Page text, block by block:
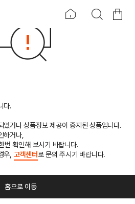
다.
었거나 상품정보 제공이 중지된 상품입니다.
하거나,
번 확인해 보시기 바랍니다.
우, 고객센터로 문의 주시기 바랍니다.
홈으로 이동